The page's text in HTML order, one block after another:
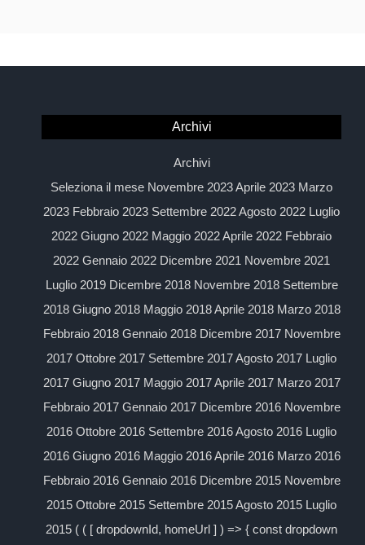
Archivi
Archivi
Seleziona il mese Novembre 2023 Aprile 2023 Marzo
2023 Febbraio 2023 Settembre 2022 Agosto 2022 Luglio
2022 Giugno 2022 Maggio 2022 Aprile 2022 Febbraio
2022 Gennaio 2022 Dicembre 2021 Novembre 2021
Luglio 2019 Dicembre 2018 Novembre 2018 Settembre
2018 Giugno 2018 Maggio 2018 Aprile 2018 Marzo 2018
Febbraio 2018 Gennaio 2018 Dicembre 2017 Novembre
2017 Ottobre 2017 Settembre 2017 Agosto 2017 Luglio
2017 Giugno 2017 Maggio 2017 Aprile 2017 Marzo 2017
Febbraio 2017 Gennaio 2017 Dicembre 2016 Novembre
2016 Ottobre 2016 Settembre 2016 Agosto 2016 Luglio
2016 Giugno 2016 Maggio 2016 Aprile 2016 Marzo 2016
Febbraio 2016 Gennaio 2016 Dicembre 2015 Novembre
2015 Ottobre 2015 Settembre 2015 Agosto 2015 Luglio
2015 ( ( [ dropdownId, homeUrl ] ) => { const dropdown